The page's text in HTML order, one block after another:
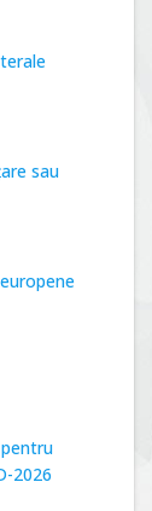
sau
2026